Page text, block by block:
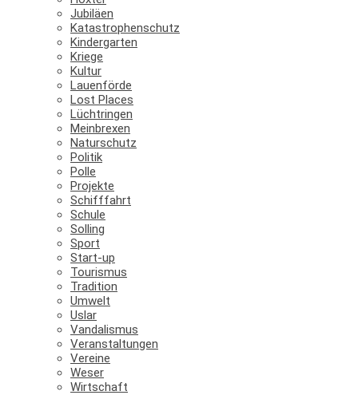
Jubiläen
Katastrophenschutz
Kindergarten
Kriege
Kultur
Lauenförde
Lost Places
Lüchtringen
Meinbrexen
Naturschutz
Politik
Polle
Projekte
Schifffahrt
Schule
Solling
Sport
Start-up
Tourismus
Tradition
Umwelt
Uslar
Vandalismus
Veranstaltungen
Vereine
Weser
Wirtschaft